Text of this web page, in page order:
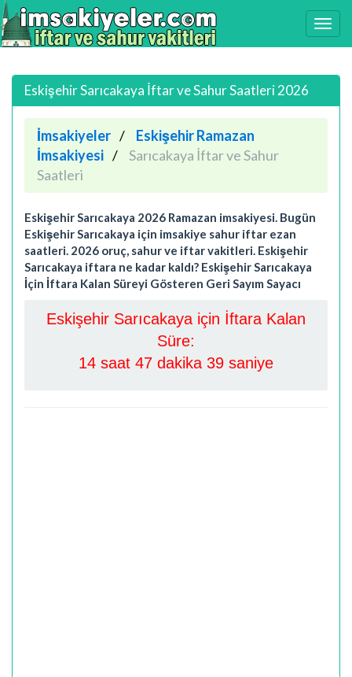
Eskişehir Sarıcakaya İftar ve Sahur Saatleri 2026
İmsakiyeler
Eskişehir Ramazan
İmsakiyesi
Sarıcakaya İftar ve Sahur
Saatleri
Eskişehir Sarıcakaya 2026 Ramazan imsakiyesi. Bugün
Eskişehir Sarıcakaya için imsakiye sahur iftar ezan
saatleri. 2026 oruç, sahur ve iftar vakitleri. Eskişehir
Sarıcakaya iftara ne kadar kaldı? Eskişehir Sarıcakaya
İçin İftara Kalan Süreyi Gösteren Geri Sayım Sayacı
Eskişehir Sarıcakaya için İftara Kalan
Süre:
14 saat 47 dakika 39 saniye